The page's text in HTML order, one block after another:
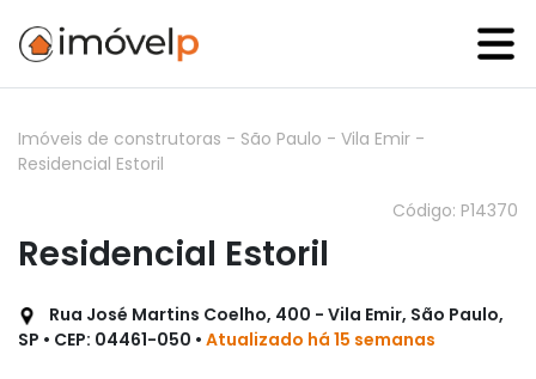
Imóveis de construtoras - São Paulo - Vila Emir -
Residencial Estoril
Código: P14370
Residencial Estoril
Rua José Martins Coelho, 400 - Vila Emir, São Paulo,
SP • CEP: 04461-050 • Atualizado há 15 semanas